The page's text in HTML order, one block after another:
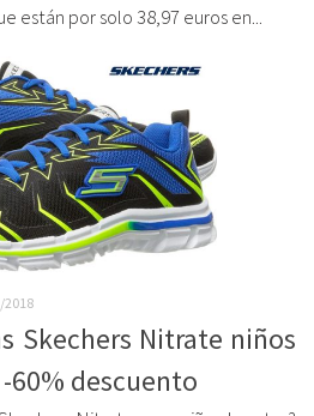
están por solo 38,97 euros en...
2018
Skechers Nitrate niños
60% descuento